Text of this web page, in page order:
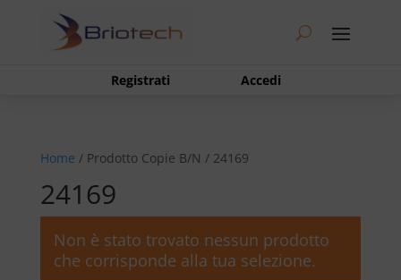
Registrati Accedi
Home / Prodotto Copie B/N / 24169
24169
Non è stato trovato nessun prodotto
che corrisponde alla tua selezione.